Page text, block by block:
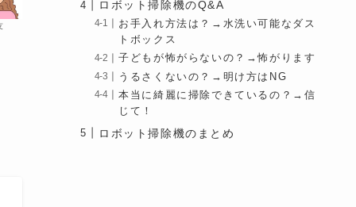
ロボット掃除機のQ&A
お手入れ方法は？→水洗い可能なダス
トボックス
子どもが怖がらないの？→怖がります
うるさくないの？→明け方はNG
本当に綺麗に掃除できているの？→信
じて！
ロボット掃除機のまとめ